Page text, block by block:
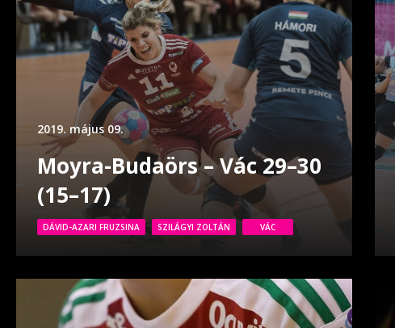
2019. május 09.
Moyra-Budaörs – Vác 29–30
(15–17)
DÁVID-AZARI FRUZSINA SZILÁGYI ZOLTÁN VÁC